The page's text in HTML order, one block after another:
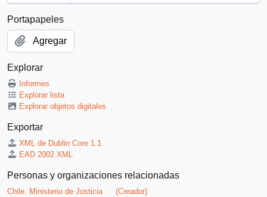
Portapapeles
Agregar
Explorar
Informes
Explorar lista
Explorar objetos digitales
Exportar
XML de Dublin Core 1.1
EAD 2002 XML
Personas y organizaciones relacionadas
Chile. Ministerio de Justicia
(Creador)